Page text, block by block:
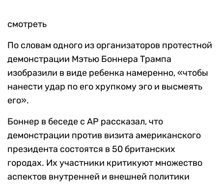
смотреть
По словам одного из организаторов протестной
демонстрации Мэтью Боннера Трампа
изобразили в виде ребенка намеренно, «чтобы
нанести удар по его хрупкому эго и высмеять
его».
Боннер в беседе с АР рассказал, что
демонстрации против визита американского
президента состоятся в 50 британских
городах. Их участники критикуют множество
аспектов внутренней и внешней политики